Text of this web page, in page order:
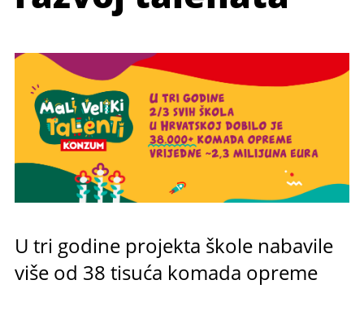
U tri godine projekta škole nabavile
više od 38 tisuća komada opreme